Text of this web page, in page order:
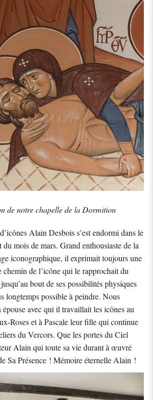
de notre chapelle de la Dormition
Alain Desbois s’est endormi dans le
du mois de mars. Grand enthousiaste de la
iconographique, il exprimait toujours une
de l’icône qui le rapprochait du
bout de ses possibilités physiques
longtemps possible à peindre. Nous
épouse avec qui il travaillait les icônes au
Roses et à Pascale leur fille qui continue
du Vercors. Que les portes du Ciel
Alain qui toute sa vie durant à œuvré
Sa Présence ! Mémoire éternelle Alain !